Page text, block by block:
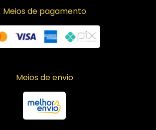
Meios de pagamento
Meios de envio